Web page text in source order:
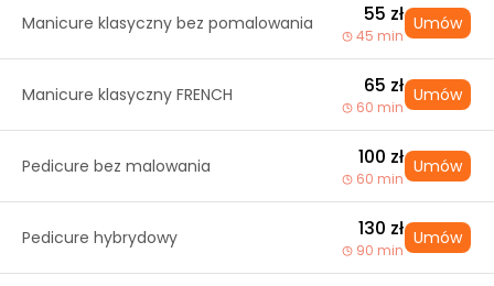
Manicure klasyczny bez pomalowania 55 zł
45 min
Umów
Manicure klasyczny FRENCH 65 zł
60 min
Umów
Pedicure bez malowania 100 zł
60 min
Umów
Pedicure hybrydowy 130 zł
90 min
Umów